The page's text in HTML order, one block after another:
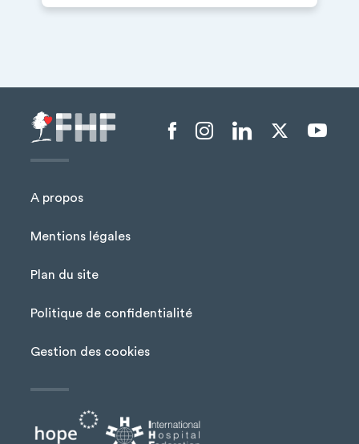
Menu Pied de page
A propos
Mentions légales
Plan du site
Politique de confidentialité
Gestion des cookies
Menu liens sociaux